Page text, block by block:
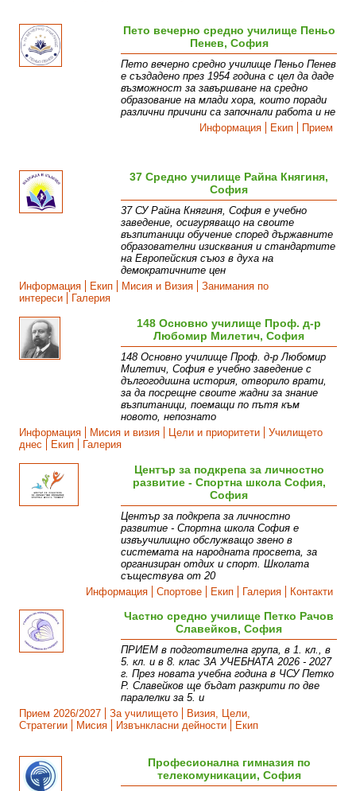
Пето вечерно средно училище Пеньо
Пенев, София
Пето вечерно средно училище Пеньо Пенев
е създадено през 1954 година с цел да даде
възможност за завършване на средно
образование на млади хора, които поради
различни причини са започнали работа и не
Информация
Екип Прием
37 Средно училище Райна Княгиня,
София
37 СУ Райна Княгиня, София е учебно
заведение, осигуряващо на своите
възпитаници обучение според държавните
образователни изисквания и стандартите
на Европейския съюз в духа на
демократичните цен
Информация
Екип Мисия и Визия
Занимания по
интереси
Галерия
148 Основно училище Проф. д-р
Любомир Милетич, София
148 Основно училище Проф. д-р Любомир
Милетич, София е учебно заведение с
дългогодишна история, отворило врати,
за да посрещне своите жадни за знание
възпитаници, поемащи по пътя към
новото, непознато
Информация
Мисия и визия Цели и приоритети
Училището
днес
Екип Галерия
Център за подкрепа за личностно
развитие - Спортна школа София,
София
Център за подкрепа за личностно
развитие - Спортна школа София е
извъучилищно обслужващо звено в
системата на народната просвета, за
организиран отдих и спорт. Школата
съществува от 20
Информация
Спортове Екип Галерия Контакти
Частно средно училище Петко Рачов
Славейков, София
ПРИЕМ в подготвителна група, в 1. кл., в
5. кл. и в 8. клас ЗА УЧЕБНАТА 2026 - 2027
г. През новата учебна година в ЧСУ Петко
Р. Славейков ще бъдат разкрити по две
паралелки за 5. и
Прием 2026/2027
За училището
Визия, Цели,
Стратегии
Мисия Извънкласни дейности Екип
Професионална гимназия по
телекомуникации, София